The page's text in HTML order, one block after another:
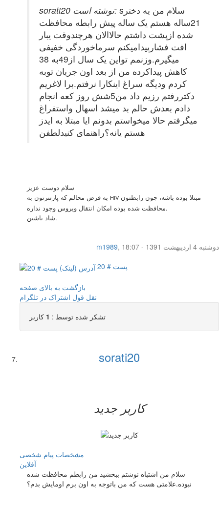
sorati20 نوشته است: sسلام من یه دختر
21ساله هستم یک ساله پیش رابطه محافظت
شده ازپشت داشتم حالاالان هرچندوقت یبار
افت فشارپیدامیکنم سرماخوردگی خفیفی
میگیرم.وزنمم تواین یک سال از49به 38
کاهش پیداکرده من از بعد اون جریان توبه
کردم ودیگه سراغ اینکارا نرفتم.برا لاغریم
دکتررفتم رزیم داد من5شش روز کعه انجام
دادم بعدش حالم بد میشد اسهال واستفراغ
میگرفتم حالا میخواستم بدونم ایا مبتلا به ایدز
هستم یانه؟راهنمای کنیدلطفن
سلام دوست عزيز
HIVمبتلا بوده باشه، چون رابطتون
محافظت شده بوده امكان انتقال ويروس وجود نداره.
شاد باشين.
m1989,
دوشنبه 4 اردیبهشت 1391 - 18:07
پست # 20
بازگشت به بالای صفحه
نقل قول اشتراک در تلگرام
تشکر شده توسط : 1 کاربر
sorati20
کاربر جدید
مشخصات پیام شخصی
آفلاين
سلام من اشتباه نوشتم ببخشید من رابطم محافظت شده
نبوده.علامتی هست که من باتوجه به اون برم اومایش بدم؟